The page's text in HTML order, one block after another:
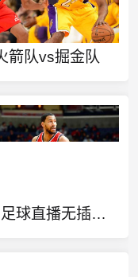
箭队vs掘金队
360足球直播无插件高清下载